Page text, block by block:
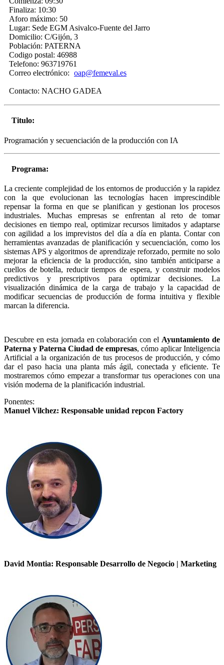
Finaliza: 10:30
Aforo máximo: 50
Lugar: Sede EGM Asivalco-Fuente del Jarro
Domicilio: C/Gijón, 3
Población: PATERNA
Codigo postal: 46988
Telefono: 963719761
Correo electrónico: oap@femeval.es
Contacto: NACHO GADEA
Titulo:
Programación y secuenciación de la producción con IA
Programa:
La creciente complejidad de los entornos de producción y la rapidez
con la que evolucionan las tecnologías hacen imprescindible
repensar la forma en que se planifican y gestionan los procesos
industriales. Muchas empresas se enfrentan al reto de tomar
decisiones en tiempo real, optimizar recursos limitados y adaptarse
con agilidad a los imprevistos del día a día en planta. Contar con
herramientas avanzadas de planificación y secuenciación, como los
sistemas APS y algoritmos de aprendizaje reforzado, permite no solo
mejorar la eficiencia de la producción, sino también anticiparse a
cuellos de botella, reducir tiempos de espera, y construir modelos
predictivos y prescriptivos para optimizar decisiones. La
visualización dinámica de la carga de trabajo y la capacidad de
modificar secuencias de producción de forma intuitiva y flexible
marcan la diferencia.
Descubre en esta jornada en colaboración con el Ayuntamiento de
Paterna y Paterna Ciudad de empresas, cómo aplicar Inteligencia
Artificial a la organización de tus procesos de producción, y cómo
dar el paso hacia una planta más ágil, conectada y eficiente. Te
mostraremos cómo empezar a transformar tus operaciones con una
visión moderna de la planificación industrial.
Ponentes:
Manuel Vilchez: Responsable unidad repcon Factory
David Montia: Responsable Desarrollo de Negocio | Marketing